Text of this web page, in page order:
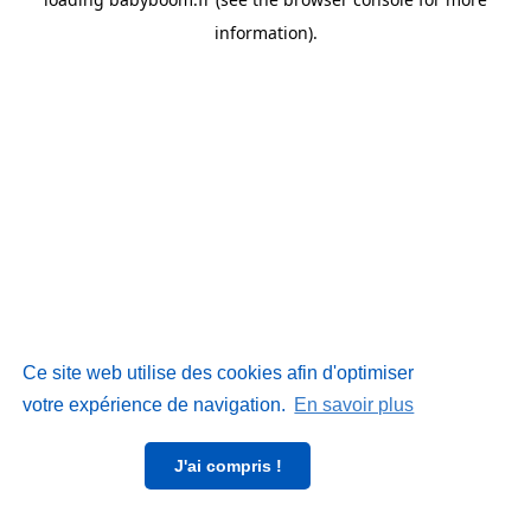
Ce site web utilise des cookies afin d'optimiser
votre expérience de navigation. En savoir plus
J'ai compris !
information).